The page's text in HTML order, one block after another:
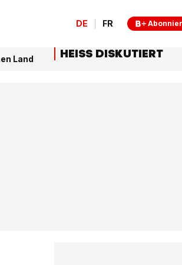
DE FR
Land HEISS DISKUTIERT